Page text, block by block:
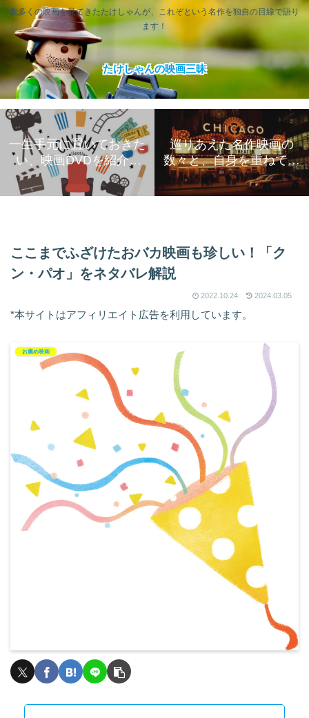
数多くの映画を見てきたたけしゃんが、これぞという名作を独自の目線で語り
ます！
たけしゃんの映画三昧
一生手元に置いておきた
い、映画DVDを紹介❣
【邦画 洋画問わず】
巡りあえた名作映画の
数々と、自身を重ねて楽
しむ映画三昧生活!
ここまでふざけたおバカ映画も珍しい！「ク
ン・パオ」をネタバレ解説
2022.10.24 2024.03.05
*本サイトはアフィリエイト広告を利用しています。
お薦め映画